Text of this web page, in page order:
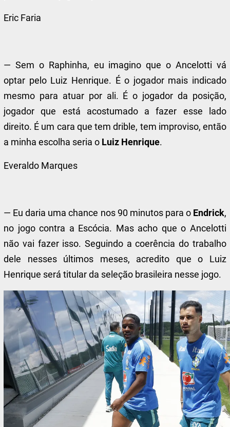
Eric Faria
— Sem o Raphinha, eu imagino que o Ancelotti vá
optar pelo Luiz Henrique. É o jogador mais indicado
mesmo para atuar por ali. É o jogador da posição,
jogador que está acostumado a fazer esse lado
direito. É um cara que tem drible, tem improviso, então
a minha escolha seria o Luiz Henrique.
Everaldo Marques
— Eu daria uma chance nos 90 minutos para o Endrick,
no jogo contra a Escócia. Mas acho que o Ancelotti
não vai fazer isso. Seguindo a coerência do trabalho
dele nesses últimos meses, acredito que o Luiz
Henrique será titular da seleção brasileira nesse jogo.